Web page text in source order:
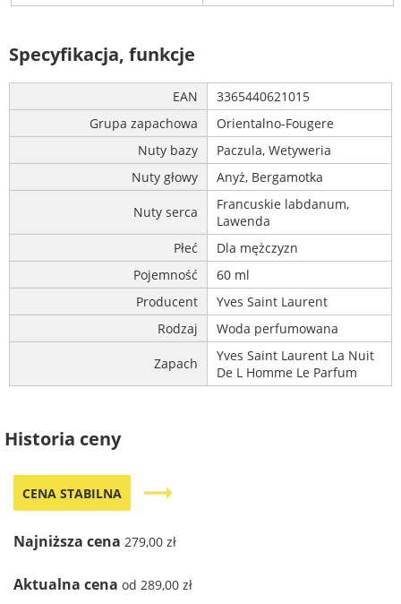
Specyfikacja, funkcje
EAN
3365440621015
Grupa zapachowa
Orientalno-Fougere
Nuty bazy
Paczula, Wetyweria
Nuty głowy
Anyż, Bergamotka
Nuty serca
Francuskie labdanum,
Lawenda
Płeć
Dla mężczyzn
Pojemność
60 ml
Producent
Yves Saint Laurent
Rodzaj
Woda perfumowana
Zapach
Yves Saint Laurent La Nuit
De L Homme Le Parfum
Historia ceny
CENA STABILNA trending_flat
Najniższa cena 279,00 zł
Aktualna cena od 289,00 zł